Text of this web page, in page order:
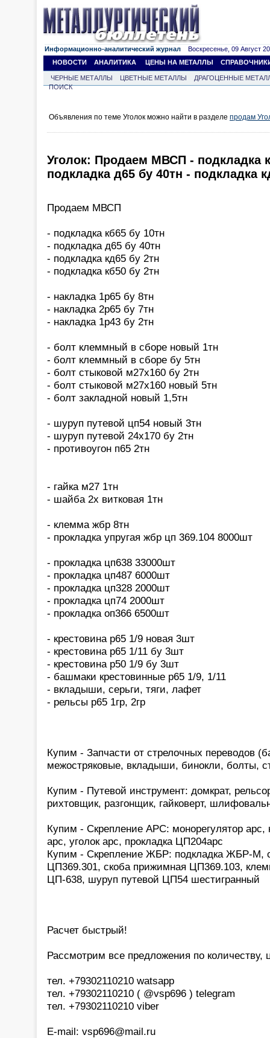
Информационно-аналитический журнал Воскресенье, 09 Август
НОВОСТИ
АНАЛИТИКА ЦЕНЫ НА МЕТАЛЛЫ
ЧЕРНЫЕ МЕТАЛЛЫ ЦВЕТНЫЕ МЕТАЛЛЫ
ДРАГОЦЕННЫЕ
ПОИСК
Объявления по теме Уголок можно найти в разделе продам
Уголок: Продаем МВСП - подкладка
подкладка д65 бу 40тн - подкладка
Продаем МВСП
- подкладка кб65 бу 10тн
- подкладка д65 бу 40тн
- подкладка кд65 бу 2тн
- подкладка кб50 бу 2тн
- накладка 1р65 бу 8тн
- накладка 2р65 бу 7тн
- накладка 1р43 бу 2тн
- болт клеммный в сборе новый 1тн
- болт клеммный в сборе бу 5тн
- болт стыковой м27х160 бу 2тн
- болт стыковой м27х160 новый 5тн
- болт закладной новый 1,5тн
- шуруп путевой цп54 новый 3тн
- шуруп путевой 24х170 бу 2тн
- противоугон п65 2тн
- гайка м27 1тн
- шайба 2х витковая 1тн
- клемма жбр 8тн
- прокладка упругая жбр цп 369.104 8000шт
- прокладка цп638 33000шт
- прокладка цп487 6000шт
- прокладка цп328 2000шт
- прокладка цп74 2000шт
- прокладка оп366 6500шт
- крестовина р65 1/9 новая 3шт
- крестовина р65 1/11 бу 3шт
- крестовина р50 1/9 бу 3шт
- башмаки крестовинные р65 1/9, 1/11
- вкладыши, серьги, тяги, лафет
- рельсы р65 1гр, 2гр
Купим - Запчасти от стрелочных переводов
межостряковые, вкладыши, бинокли, болты,
Купим - Путевой инструмент: домкрат,
рихтовщик, разгонщик, гайковерт,
Купим - Скрепление АРС: монорегулятор
арс, уголок арс, прокладка ЦП204арс
Купим - Скрепление ЖБР: подкладка ЖБР-М,
ЦП369.301, скоба прижимная ЦП369.103,
ЦП-638, шуруп путевой ЦП54 шестигранный
Расчет быстрый!
Рассмотрим все предложения по количеству,
тел. +79302110210 watsapp
тел. +79302110210 ( @vsp696 ) telegram
тел. +79302110210 viber
E-mail: vsp696@mail.ru